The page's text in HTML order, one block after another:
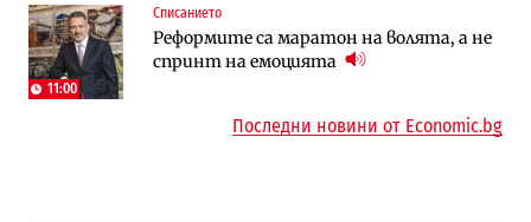
11:00
Списанието
Реформите са маратон на волята, а не
спринт на емоцията
Енергетика
АЕЦ „Козлодуй“ ще работи само още
няколко седмици, ако сушата продължи
Регулации
Лекарствата за редки болести
попадат в капан на обществените
Последни новини от Economic.bg